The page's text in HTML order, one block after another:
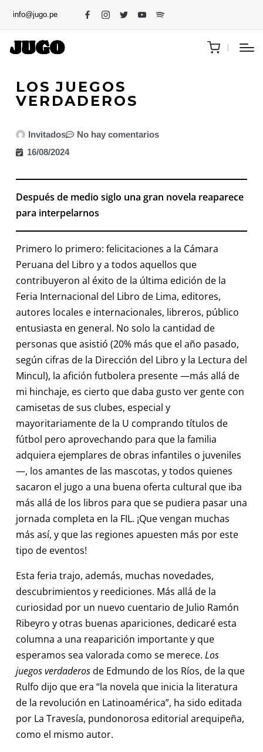
info@jugo.pe
LOS JUEGOS
VERDADEROS
Invitados
No hay comentarios
16/08/2024
Después de medio siglo una gran novela reaparece
para interpelarnos
Primero lo primero: felicitaciones a la Cámara
Peruana del Libro y a todos aquellos que
contribuyeron al éxito de la última edición de la
Feria Internacional del Libro de Lima, editores,
autores locales e internacionales, libreros, público
entusiasta en general. No solo la cantidad de
personas que asistió (20% más que el año pasado,
según cifras de la Dirección del Libro y la Lectura del
Mincul), la afición futbolera presente —más allá de
mi hinchaje, es cierto que daba gusto ver gente con
camisetas de sus clubes, especial y
mayoritariamente de la U comprando títulos de
fútbol pero aprovechando para que la familia
adquiera ejemplares de obras infantiles o juveniles
—, los amantes de las mascotas, y todos quienes
sacaron el jugo a una buena oferta cultural que iba
más allá de los libros para que se pudiera pasar una
jornada completa en la FIL. ¡Que vengan muchas
más así, y que las regiones apuesten más por este
tipo de eventos!
Esta feria trajo, además, muchas novedades,
descubrimientos y reediciones. Más allá de la
curiosidad por un nuevo cuentario de Julio Ramón
Ribeyro y otras buenas apariciones, dedicaré esta
columna a una reaparición importante y que
esperamos sea valorada como se merece. Los
juegos verdaderosde Edmundo de los Ríos, de la que
Rulfo dijo que era “la novela que inicia la literatura
de la revolución en Latinoamérica”, ha sido editada
por La Travesía, pundonorosa editorial arequipeña,
como el mismo autor.